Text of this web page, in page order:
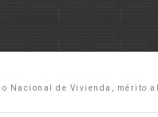
Nacional de Vivienda, mérito